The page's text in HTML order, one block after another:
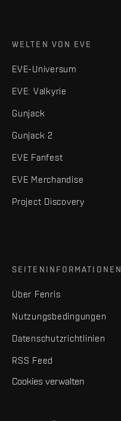
WELTEN VON EVE
EVE-Universum
EVE: Valkyrie
Gunjack
Gunjack 2
EVE Fanfest
EVE Merchandise
Project Discovery
SEITENINFORMATIONEN
Über Fenris
Nutzungsbedingungen
Datenschutzrichtlinien
RSS Feed
Cookies verwalten